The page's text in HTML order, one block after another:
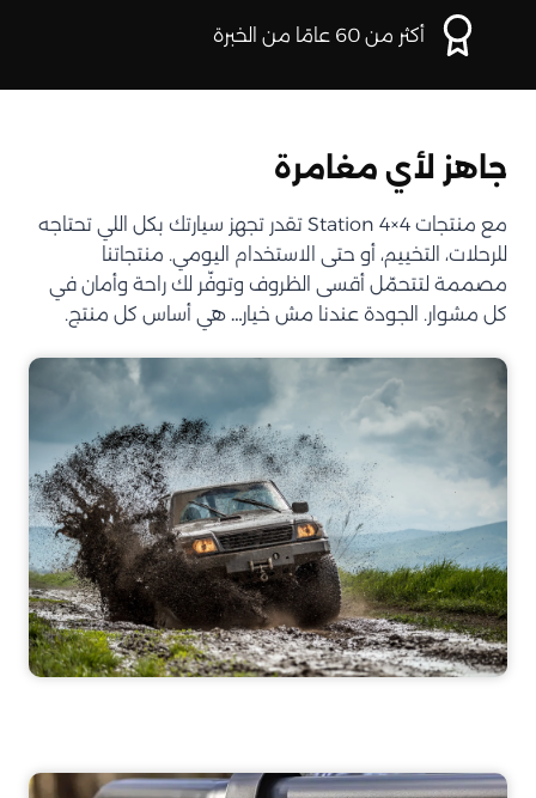
أكثر من 60 عامًا من الخبرة
جاهز لأي مغامرة
مع منتجات Station 4×4 تقدر تجهز سيارتك بكل اللي تحتاجه
للرحلات، التخييم، أو حتى الاستخدام اليومي. منتجاتنا
مصممة لتتحمّل أقسى الظروف وتوفّر لك راحة وأمان في
كل مشوار. الجودة عندنا مش خيار… هي أساس كل منتج.